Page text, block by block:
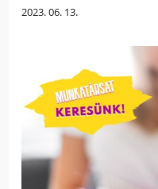
Megjelenés
2023. 06. 13.